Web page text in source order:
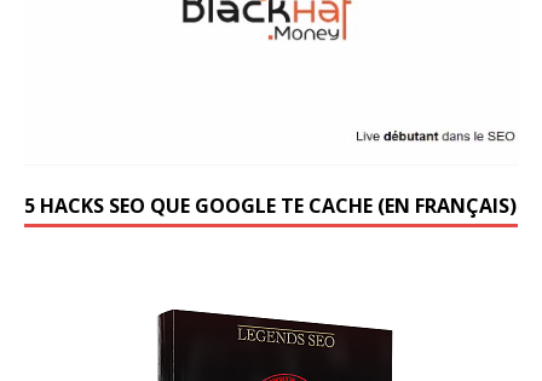
5 HACKS SEO QUE GOOGLE TE CACHE (EN FRANÇAIS)